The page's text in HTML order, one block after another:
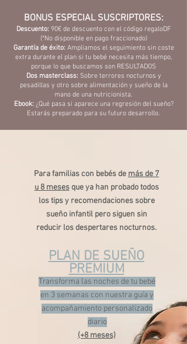
BONUS ESPECIAL SUSCRIPTORES:
Descuento: 90€ de descuento con el código regaloDF
(*No disponible en pago fraccionado)
Garantía de éxito: Ampliamos el seguimiento sin coste
extra durante el plan si tu bebé necesita más tiempo,
porque lo que buscamos son RESULTADOS
Dos masterclass: Sobre terrores nocturnos y
pesadillas y otro sobre alimentación y sueño de la
mano de una nutricionista.
Ebook: ¿Qué pasa si aparece una regresión del sueño?
Estarás preparado para su futuro desarrollo.
Para familias con bebés de más de 7
u 8 mesesque ya han probado todos
los tips y recomendaciones sobre
sueño infantil pero siguen sin
reducir los despertares nocturnos.
PLAN DE SUEÑO
PREMIUM
Transforma las noches de tu bebé
en 3 semanas con nuestra guía y
acompañamiento personalizado
diario
(+8 meses)